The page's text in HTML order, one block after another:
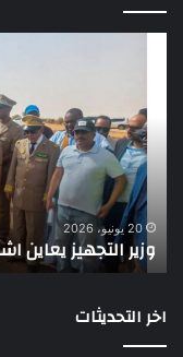
اشغال
بناء
طريق
باركيول-
الصواطه
20 يونيو، 2026
وزير التجهيز يعاين
اخر التحديثات